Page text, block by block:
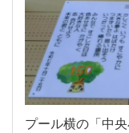
プール横の「中